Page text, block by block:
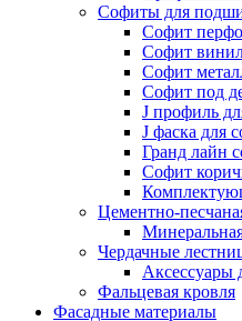
Софиты для
Cофит
Софит
Софит
Софит под
J профиль
J фаска для
Гранд лайн
Софит
Цементно-
Чердачные
Аксессуары
Фальцевая кровля
Фасадные материалы